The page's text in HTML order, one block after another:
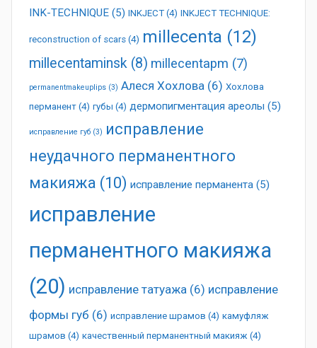
INK-TECHNIQUE (5) INKJECT (4) INKJECT TECHNIQUE:
reconstruction of scars (4) millecenta (12)
millecentaminsk (8) millecentapm (7)
permanentmakeuplips (3) Алеся Хохлова (6) Хохлова
перманент (4) губы (4) дермопигментация ареолы (5)
исправление губ (3) исправление
неудачного перманентного
макияжа (10) исправление перманента (5)
исправление
перманентного макияжа
(20) исправление татуажа (6) исправление
формы губ (6) исправление шрамов (4) камуфляж
шрамов (4) качественный перманентный макияж (4)